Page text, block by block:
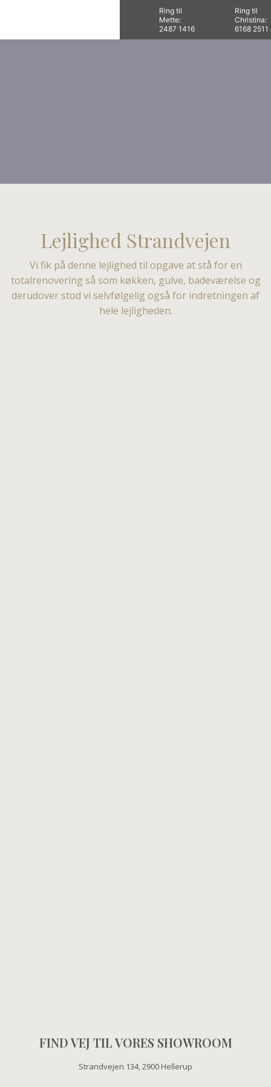
Ring til
Mette:
​​2487 1416
Ring til
Christina:
​6168 2511
Lejlighed Strandvejen
Vi fik på denne lejlighed til opgave at stå for en
totalrenovering så som køkken, gulve, badeværelse og
derudover stod vi selvfølgelig også for indretningen af
hele lejligheden.
FIND VEJ TIL VORES SHOWROOM​
Strandvejen 134, 2900 Hellerup​​